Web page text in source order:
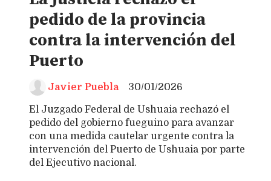
pedido de la provincia
contra la intervención del
Puerto
El Juzgado Federal de Ushuaia rechazó el
pedido del gobierno fueguino para avanzar
con una medida cautelar urgente contra la
intervención del Puerto de Ushuaia por parte
del Ejecutivo nacional.
30/01/2026
Javier Puebla